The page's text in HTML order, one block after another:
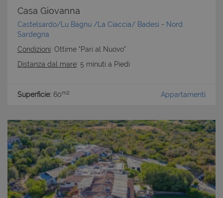
Casa Giovanna
Castelsardo/Lu Bagnu /La Ciaccia/ Badesi - Nord
Sardegna
Condizioni: Ottime "Pari al Nuovo"
Distanza dal mare: 5 minuti a Piedi
Superficie: 60m2 Appartamenti